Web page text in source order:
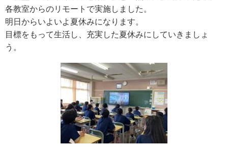
各教室からのリモートで実施しました。
明日からいよいよ夏休みになります。
目標をもって生活し、充実した夏休みにしていきましょ
う。